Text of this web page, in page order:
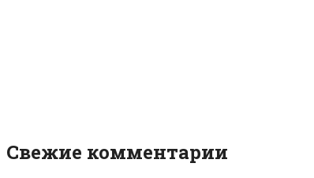
Свежие комментарии